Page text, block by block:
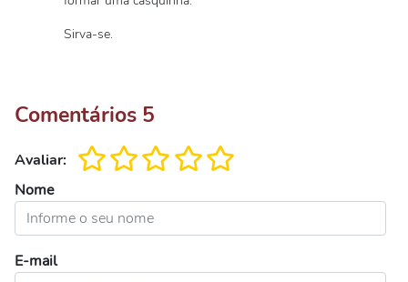
Sirva-se.
Comentários 5
Avaliar:
Nome
E-mail